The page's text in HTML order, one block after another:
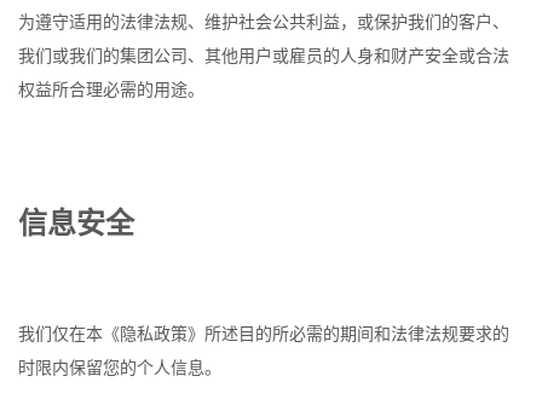
为遵守适用的法律法规、维护社会公共利益，或保护我们的客户、
我们或我们的集团公司、其他用户或雇员的人身和财产安全或合法
权益所合理必需的用途。
信息安全
我们仅在本《隐私政策》所述目的所必需的期间和法律法规要求的
时限内保留您的个人信息。